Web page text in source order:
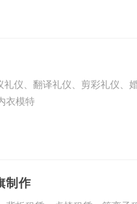
仪、翻译礼仪、剪彩礼仪、
衣模特
制作